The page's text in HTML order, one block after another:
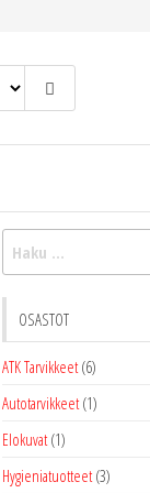
Haku:
OSASTOT
ATK Tarvikkeet (6)
Autotarvikkeet (1)
Elokuvat (1)
Hygieniatuotteet (3)